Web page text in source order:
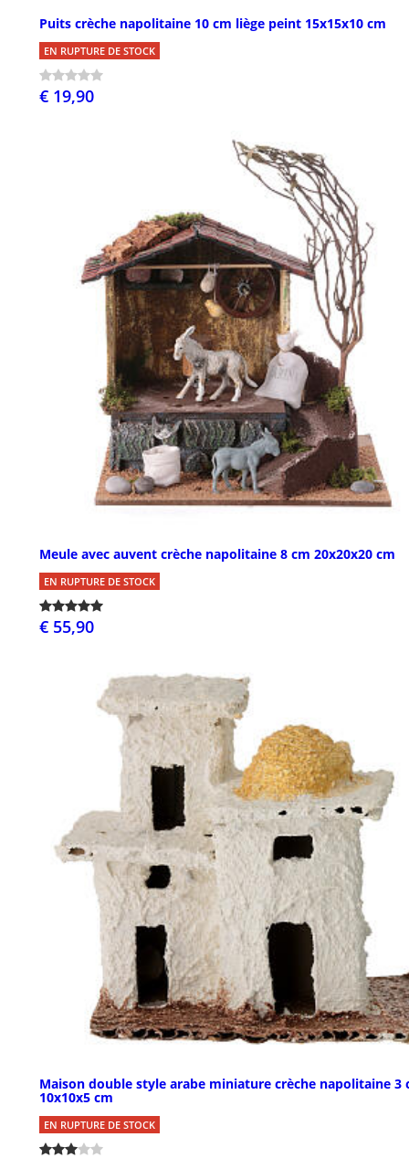
Puits crèche napolitaine 10 cm liège peint 15x15x10 cm
EN RUPTURE DE STOCK
€ 19,90
Meule avec auvent crèche napolitaine 8 cm 20x20x20 cm
EN RUPTURE DE STOCK
€ 55,90
Maison double style arabe miniature crèche napolitaine 3
10x10x5 cm
EN RUPTURE DE STOCK